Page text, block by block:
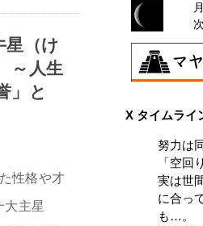
星（け
～人生
」と
性格や才
大主星
大きくエネ
力をため
一気に解
X タイムライ
努力は
「空回
実は世
に合っ
も…。